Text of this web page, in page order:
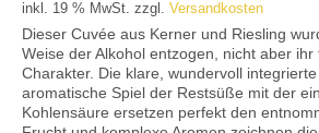
Mein Konto
inkl. 19 % MwSt. zzgl. Versandkosten
Dieser Cuvée aus Kerner und Riesling
Weise der Alkohol entzogen, nicht aber
Charakter. Die klare, wundervoll
aromatische Spiel der Restsüße mit der
Kohlensäure ersetzen perfekt den